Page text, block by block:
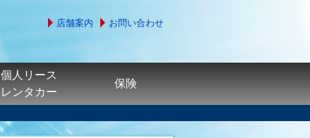
店舗案内 お問い合わせ
個人リース
レンタカー
保険